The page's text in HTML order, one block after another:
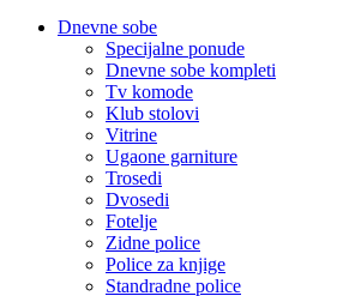
Dnevne sobe
Specijalne ponude
Dnevne sobe kompleti
Tv komode
Klub stolovi
Vitrine
Ugaone garniture
Trosedi
Dvosedi
Fotelje
Zidne police
Police za knjige
Standradne police